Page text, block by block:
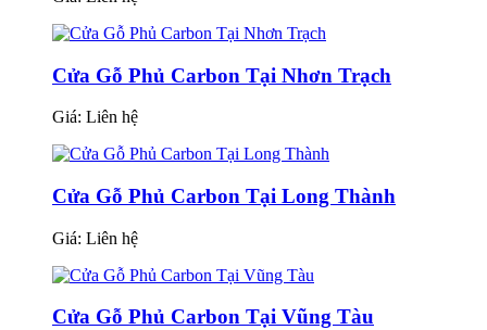
Cửa Gỗ Phủ Carbon Tại Nhơn Trạch
Giá: Liên hệ
Cửa Gỗ Phủ Carbon Tại Long Thành
Giá: Liên hệ
Cửa Gỗ Phủ Carbon Tại Vũng Tàu